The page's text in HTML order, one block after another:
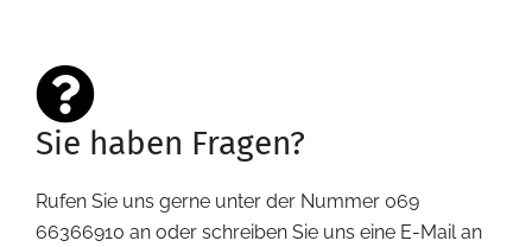
Sie haben Fragen?
Rufen Sie uns gerne unter der Nummer 069
66366910 an oder schreiben Sie uns eine E-Mail an